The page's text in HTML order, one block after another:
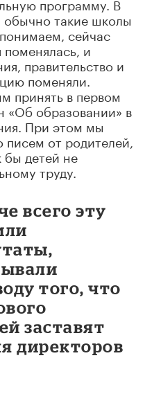
обычно такие школы
сейчас
поменялась, и
правительство и
поменяли.
принять в первом
«Об образовании» в
При этом мы
от родителей,
бы детей не
труду.
всего эту
того, что
заставят
директоров